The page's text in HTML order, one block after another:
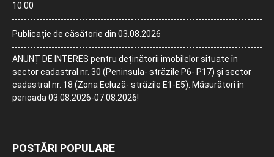
10:00
Publicație de căsătorie din 03.08.2026
ANUNȚ DE INTERES pentru deținătorii imobilelor situate în
sector cadastral nr. 30 (Peninsula- străzile P6- P17) și sector
cadastral nr. 18 (Zona Ecluză- străzile E1-E5). Măsurători în
perioada 03.08.2026-07.08.2026!
POSTĂRI POPULARE